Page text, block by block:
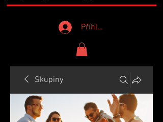
Přihlášení
Skupiny